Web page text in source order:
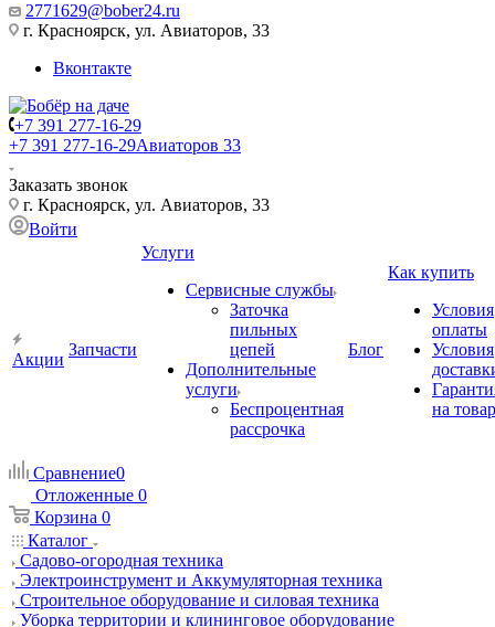
2771629@bober24.ru
г. Красноярск, ул. Авиаторов, 33
Вконтакте
+7 391 277-16-29
+7 391 277-16-29Авиаторов 33
Заказать звонок
г. Красноярск, ул. Авиаторов, 33
Войти
Акции
Запчасти
Услуги
Сервисные службы
Заточка
пильных
цепей
Дополнительные
услуги
Беспроцентная
рассрочка
Блог
Как купить
Условия
оплаты
Условия
на товар
Сравнение0
Отложенные 0
Корзина 0
Каталог
Садово-огородная техника
Электроинструмент и Аккумуляторная техника
Строительное оборудование и силовая техника
Уборка территории и клининговое оборудование